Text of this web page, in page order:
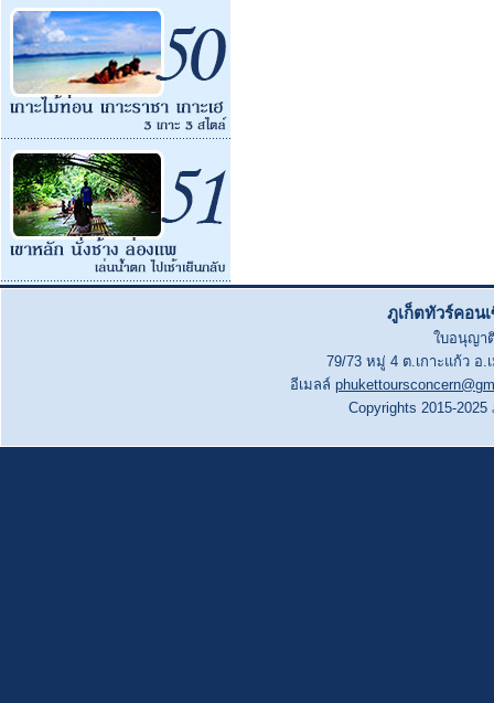
ภูเก็ตทัวร์คอน
ใบอนุญา
79/73 หมู่ 4 ต.เกาะแก้ว อ.
อีเมลล์
Copyrights 2015-